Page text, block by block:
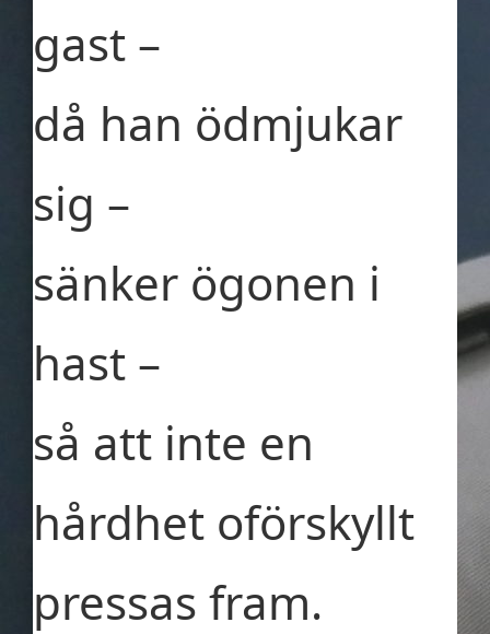
gast –
då han ödmjukar
sig –
sänker ögonen i
hast –
så att inte en
hårdhet oförskyllt
pressas fram.